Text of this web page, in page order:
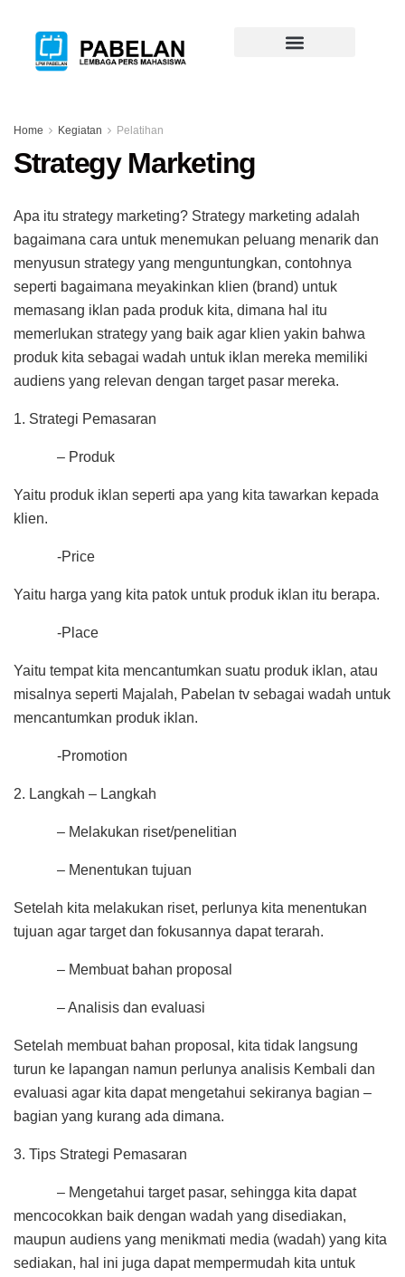
Home Kegiatan Pelatihan
Strategy Marketing
Apa itu strategy marketing? Strategy marketing adalah
bagaimana cara untuk menemukan peluang menarik dan
menyusun strategy yang menguntungkan, contohnya
seperti bagaimana meyakinkan klien (brand) untuk
memasang iklan pada produk kita, dimana hal itu
memerlukan strategy yang baik agar klien yakin bahwa
produk kita sebagai wadah untuk iklan mereka memiliki
audiens yang relevan dengan target pasar mereka.
1. Strategi Pemasaran
– Produk
Yaitu produk iklan seperti apa yang kita tawarkan kepada
klien.
-Price
Yaitu harga yang kita patok untuk produk iklan itu berapa.
-Place
Yaitu tempat kita mencantumkan suatu produk iklan, atau
misalnya seperti Majalah, Pabelan tv sebagai wadah untuk
mencantumkan produk iklan.
-Promotion
2. Langkah – Langkah
– Melakukan riset/penelitian
– Menentukan tujuan
Setelah kita melakukan riset, perlunya kita menentukan
tujuan agar target dan fokusannya dapat terarah.
– Membuat bahan proposal
– Analisis dan evaluasi
Setelah membuat bahan proposal, kita tidak langsung
turun ke lapangan namun perlunya analisis Kembali dan
evaluasi agar kita dapat mengetahui sekiranya bagian –
bagian yang kurang ada dimana.
3. Tips Strategi Pemasaran
– Mengetahui target pasar, sehingga kita dapat
mencocokkan baik dengan wadah yang disediakan,
maupun audiens yang menikmati media (wadah) yang kita
sediakan, hal ini juga dapat mempermudah kita untuk